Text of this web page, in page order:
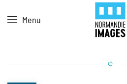
Skip to main content
Menu
Panneau de gestion des cookies